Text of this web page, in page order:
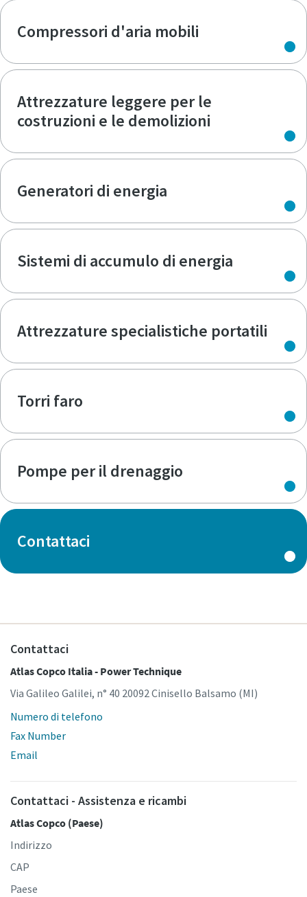
Compressori d'aria mobili
Attrezzature leggere per le
costruzioni e le demolizioni
Generatori di energia
Sistemi di accumulo di energia
Attrezzature specialistiche portatili
Torri faro
Pompe per il drenaggio
Contattaci
Contattaci
Atlas Copco Italia - Power Technique
Via Galileo Galilei, n° 40 20092 Cinisello Balsamo (MI)
Numero di telefono
Fax Number
Email
Contattaci - Assistenza e ricambi
Atlas Copco (Paese)
Indirizzo
CAP
Paese